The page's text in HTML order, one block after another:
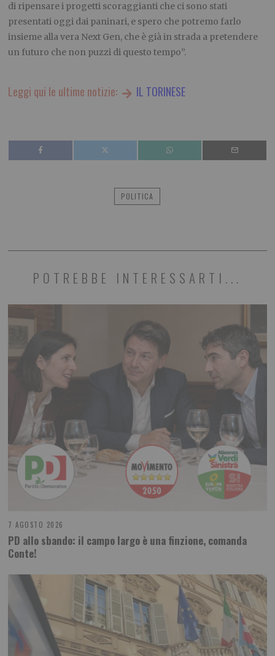
di ripensare i progetti scoraggianti che ci sono stati
presentati oggi dai paninari, e spero che potremo farlo
insieme alla vera Next Gen, che è già in strada a pretendere
un futuro che non puzzi di questo tempo”.
Leggi qui le ultime notizie: IL TORINESE
POLITICA
POTREBBE INTERESSARTI...
7 AGOSTO 2026
PD allo sbando: il campo largo è una finzione, comanda
Conte!